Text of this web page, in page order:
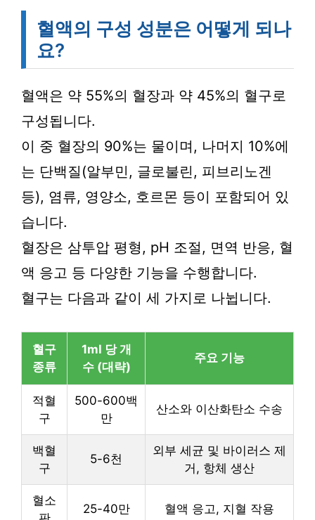
혈액의 구성 성분은 어떻게 되나
요?
혈액은 약 55%의 혈장과 약 45%의 혈구로
구성됩니다.
이 중 혈장의 90%는 물이며, 나머지 10%에
는 단백질(알부민, 글로불린, 피브리노겐
등), 염류, 영양소, 호르몬 등이 포함되어 있
습니다.
혈장은 삼투압 평형, pH 조절, 면역 반응, 혈
액 응고 등 다양한 기능을 수행합니다.
혈구는 다음과 같이 세 가지로 나뉩니다.
혈구
종류
1ml 당 개
수 (대략)
주요 기능
적혈
구
500-600백
만
산소와 이산화탄소 수송
백혈
구
5-6천
외부 세균 및 바이러스 제
거, 항체 생산
혈소
25-40만 혈액 응고, 지혈 작용